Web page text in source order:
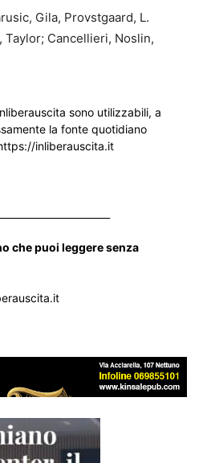
Gila, Provstgaard, L.
Taylor; Cancellieri, Noslin,
sono utilizzabili, a
la fonte quotidiano
inliberauscita.it
che puoi leggere senza